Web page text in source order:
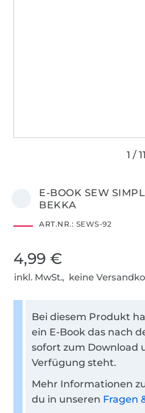
E-BOOK SEW
BEKKA
ART.NR.: SEWS-92
4,99 €
inkl. MwSt., keine
Bei diesem Produkt
ein E-Book das nach
sofort zum Download
Verfügung steht.
Mehr Informationen
du in unseren Fragen